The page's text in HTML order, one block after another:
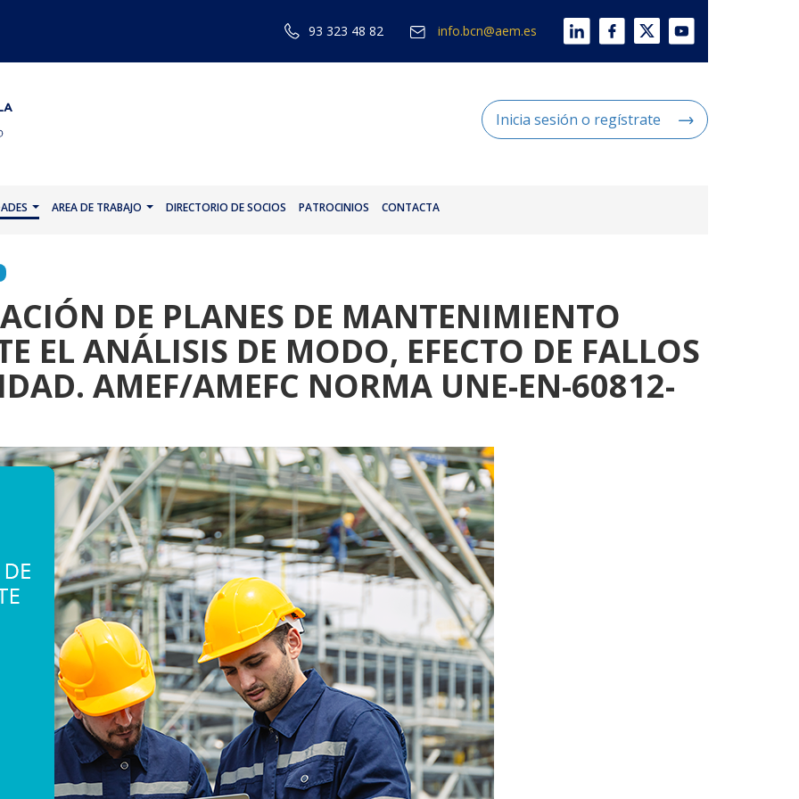
93 323 48 82 info.bcn@aem.es
Inicia sesión o regístrate
AREA DE TRABAJO DIRECTORIO DE SOCIOS PATROCINIOS CONTACTA
DE PLANES DE MANTENIMIENTO
EL ANÁLISIS DE MODO, EFECTO DE FALLOS
AMEF/AMEFC NORMA UNE-EN-60812-